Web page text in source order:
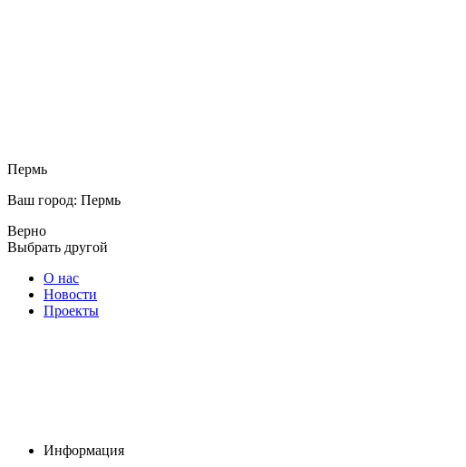
Пермь
Ваш город: Пермь
Верно
Выбрать другой
О нас
Новости
Проекты
Информация